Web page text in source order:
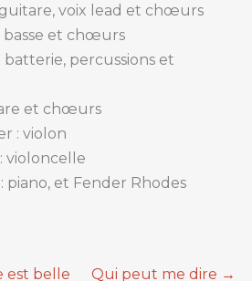
voix lead et chœurs
basse et chœurs
batterie, percussions et
et chœurs
: violon
violoncelle
piano, et Fender Rhodes
est belle Qui peut me dire →